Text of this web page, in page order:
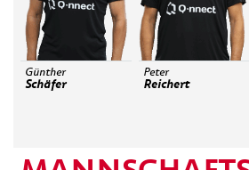
Günther
Schäfer
Peter
Reichert